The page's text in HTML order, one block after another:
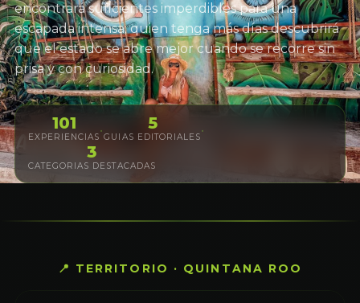
encontrará suficientes imperdibles para una
escapada intensa; quien tenga más días descubrirá
que el estado se abre mejor cuando se recorre sin
prisa y con curiosidad.
101
EXPERIENCIAS· 5
GUIAS EDITORIALES·
3
CATEGORIAS DESTACADAS
📍 TERRITORIO · QUINTANA ROO